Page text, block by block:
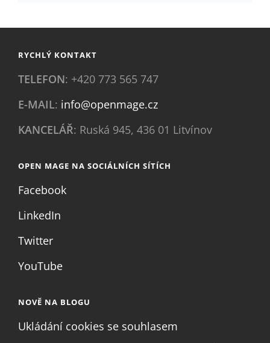
RYCHLÝ KONTAKT
TELEFON: +420 773 565 747
E-MAIL: info@openmage.cz
KANCELÁŘ: Ruská 945, 436 01 Litvínov
OPEN MAGE NA SOCIÁLNÍCH SÍTÍCH
Facebook
LinkedIn
Twitter
YouTube
NOVĚ NA BLOGU
Ukládání cookies se souhlasem